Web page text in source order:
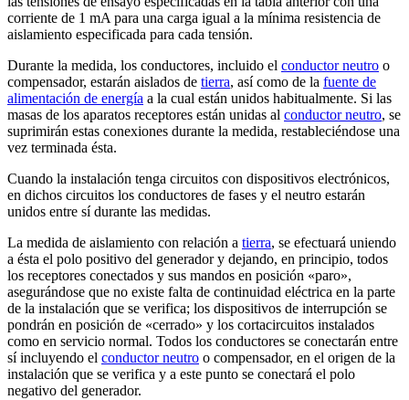
corriente de 1 mA para una carga igual a la mínima resistencia de
aislamiento especificada para cada tensión.
Durante la medida, los conductores, incluido el conductor neutro o
compensador, estarán aislados de tierra, así como de la fuente de
alimentación de energía a la cual están unidos habitualmente. Si las
masas de los aparatos receptores están unidas al conductor neutro, se
suprimirán estas conexiones durante la medida, restableciéndose una
vez terminada ésta.
Cuando la instalación tenga circuitos con dispositivos electrónicos,
en dichos circuitos los conductores de fases y el neutro estarán
unidos entre sí durante las medidas.
La medida de aislamiento con relación a tierra, se efectuará uniendo
a ésta el polo positivo del generador y dejando, en principio, todos
los receptores conectados y sus mandos en posición «paro»,
asegurándose que no existe falta de continuidad eléctrica en la parte
de la instalación que se verifica; los dispositivos de interrupción se
pondrán en posición de «cerrado» y los cortacircuitos instalados
como en servicio normal. Todos los conductores se conectarán entre
sí incluyendo el conductor neutro o compensador, en el origen de la
instalación que se verifica y a este punto se conectará el polo
negativo del generador.